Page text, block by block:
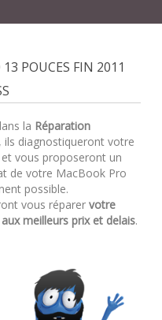
POUCES FIN 2011
la Réparation
, ils diagnostiqueront votre
vous proposeront un
de votre MacBook Pro
possible.
vous réparer votre
meilleurs prix et delais.